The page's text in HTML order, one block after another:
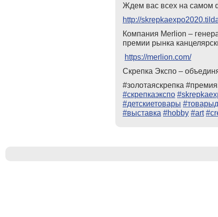
Ждем вас всех на самом
http://
Компания Merlion –
премии рынка
https://merlion.com/
Скрепка Экспо –
#золотаяскрепка
#скрепкаэкспо
#детскиетовары
#выставка #hobby #art